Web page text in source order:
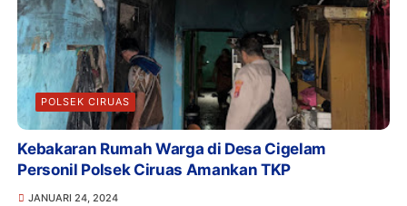
POLSEK CIRUAS
Kebakaran Rumah Warga di Desa Cigelam
Personil Polsek Ciruas Amankan TKP
JANUARI 24, 2024